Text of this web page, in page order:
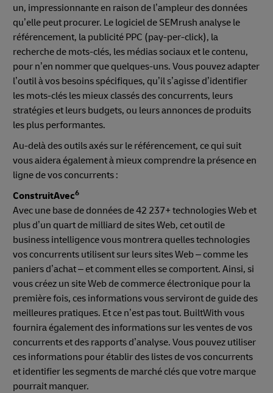
un, impressionnante en raison de l’ampleur des données
qu’elle peut procurer. Le logiciel de SEMrush analyse le
référencement, la publicité PPC (pay-per-click), la
recherche de mots-clés, les médias sociaux et le contenu,
pour n’en nommer que quelques-uns. Vous pouvez adapter
l’outil à vos besoins spécifiques, qu’il s’agisse d’identifier
les mots-clés les mieux classés des concurrents, leurs
stratégies et leurs budgets, ou leurs annonces de produits
les plus performantes.
Au-delà des outils axés sur le référencement, ce qui suit
vous aidera également à mieux comprendre la présence en
ligne de vos concurrents :
ConstruitAvec6
Avec une base de données de 42 237+ technologies Web et
plus d’un quart de milliard de sites Web, cet outil de
business intelligence vous montrera quelles technologies
vos concurrents utilisent sur leurs sites Web – comme les
paniers d’achat – et comment elles se comportent. Ainsi, si
vous créez un site Web de commerce électronique pour la
première fois, ces informations vous serviront de guide des
meilleures pratiques. Et ce n’est pas tout. BuiltWith vous
fournira également des informations sur les ventes de vos
concurrents et des rapports d’analyse. Vous pouvez utiliser
ces informations pour établir des listes de vos concurrents
et identifier les segments de marché clés que votre marque
pourrait manquer.